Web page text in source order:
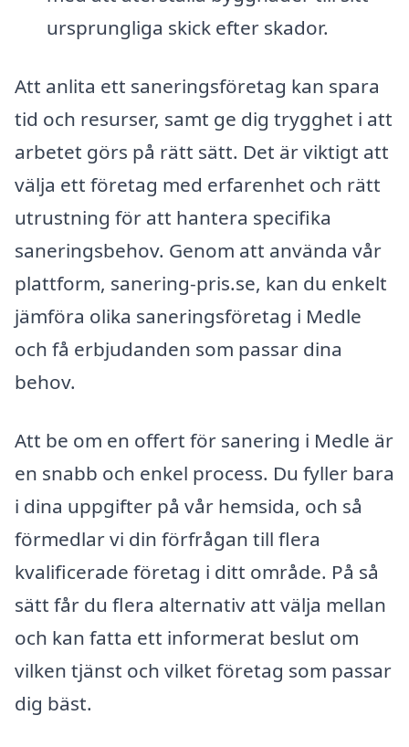
ursprungliga skick efter skador.
Att anlita ett saneringsföretag kan spara
tid och resurser, samt ge dig trygghet i att
arbetet görs på rätt sätt. Det är viktigt att
välja ett företag med erfarenhet och rätt
utrustning för att hantera specifika
saneringsbehov. Genom att använda vår
plattform, sanering-pris.se, kan du enkelt
jämföra olika saneringsföretag i Medle
och få erbjudanden som passar dina
behov.
Att be om en offert för sanering i Medle är
en snabb och enkel process. Du fyller bara
i dina uppgifter på vår hemsida, och så
förmedlar vi din förfrågan till flera
kvalificerade företag i ditt område. På så
sätt får du flera alternativ att välja mellan
och kan fatta ett informerat beslut om
vilken tjänst och vilket företag som passar
dig bäst.